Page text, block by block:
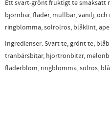
Ett svart-grönt fruktigt te smaksatt
björnbär, fläder, mullbär, vanilj,
ringblomma, solrolros, blåklint,
Ingredienser: Svart te, grönt te,
tranbärsbitar, hjortronbitar,
fläderblom, ringblomma, solros,